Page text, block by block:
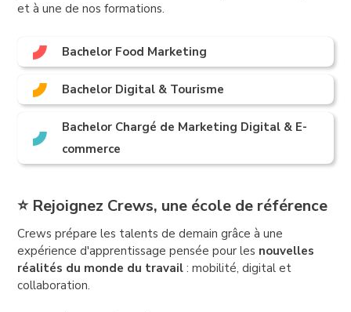
et à une de nos formations.
Bachelor Food Marketing
Bachelor Digital & Tourisme
Bachelor Chargé de Marketing Digital & E-
commerce
⭐ Rejoignez Crews, une école de référence
Crews prépare les talents de demain grâce à une
expérience d'apprentissage pensée pour les nouvelles
réalités du monde du travail : mobilité, digital et
collaboration.